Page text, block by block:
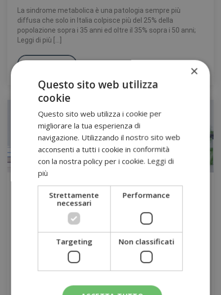
La sindrome metabolica è una patologia sempre più
diffusa che solo in Italia colpisce più del 25% della
popolazione sopra i 35 anni ed oltre il 35% sopra i 50 anni;
Leggi di più […]
10 regole per affrontare al meglio lo stress da
Dot 41 Punto Medico
di italiani al ritorno dalle ferie. […]
×
Questo sito web utilizza
cookie
Questo sito web utilizza i cookie per
migliorare la tua esperienza di
navigazione. Utilizzando il nostro sito web
acconsenti a tutti i cookie in conformità
con la nostra policy per i cookie. Leggi di
più
Strettamente
necessari
Performance
Targeting Non classificati